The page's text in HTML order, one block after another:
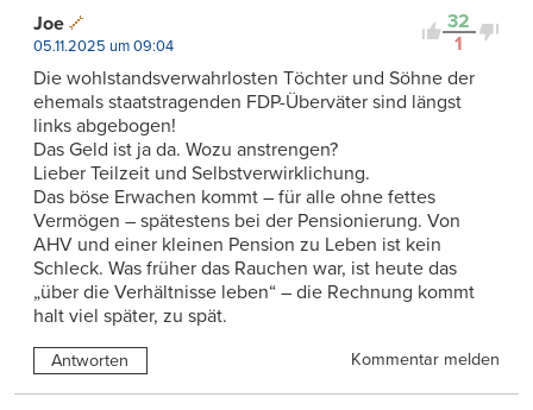
32
1
Joe
05.11.2025 um 09:04
Die wohlstandsverwahrlosten Töchter und Söhne der
ehemals staatstragenden FDP-Überväter sind längst
links abgebogen!
Das Geld ist ja da. Wozu anstrengen?
Lieber Teilzeit und Selbstverwirklichung.
Das böse Erwachen kommt – für alle ohne fettes
Vermögen – spätestens bei der Pensionierung. Von
AHV und einer kleinen Pension zu Leben ist kein
Schleck. Was früher das Rauchen war, ist heute das
„über die Verhältnisse leben“ – die Rechnung kommt
halt viel später, zu spät.
Antworten Kommentar melden